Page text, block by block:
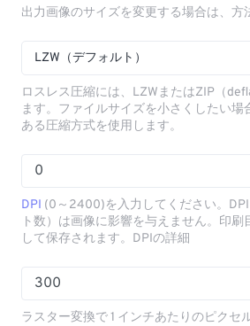
出力画像のサイズを変更する場合は、方
LZW（デフォルト）
ロスレス圧縮には、LZWまたはZIP（
ます。ファイルサイズを小さくしたい場
ある圧縮方式を使用します。
DPI (0～2400)を入力してください。
ト数）は画像に影響を与えません。印刷
して保存されます。DPIの詳細
ラスター変換で 1 インチあたりのピクセ